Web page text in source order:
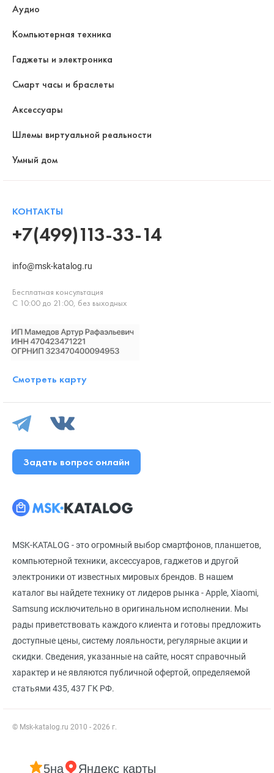
MSK-KATALOG - это огромный выбор смартфонов, планшетов,
компьютерной техники, аксессуаров, гаджетов и другой
электроники от известных мировых брендов. В нашем
каталог вы найдете технику от лидеров рынка - Apple, Xiaomi,
Samsung исключительно в оригинальном исполнении. Мы
рады приветствовать каждого клиента и готовы предложить
доступные цены, систему лояльности, регулярные акции и
скидки. Сведения, указанные на сайте, носят справочный
характер и не являются публичной офертой, определяемой
статьями 435, 437 ГК РФ.
© Msk-katalog.ru 2010 - 2026 г.
Аудио
Компьютерная техника
Гаджеты и электроника
Смарт часы и браслеты
Аксессуары
Шлемы виртуальной реальности
Умный дом
КОНТАКТЫ
+7(499)113-33-14
info@msk-katalog.ru
Бесплатная консультация
С 10:00 до 21:00, без выходных
Смотреть карту
Задать вопрос онлайн
5на Яндекс карты